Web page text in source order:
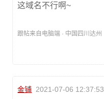
这域名不行啊~
跟帖来自电脑端 · 中国四川达州
金铺 2021-07-06 12:37:53